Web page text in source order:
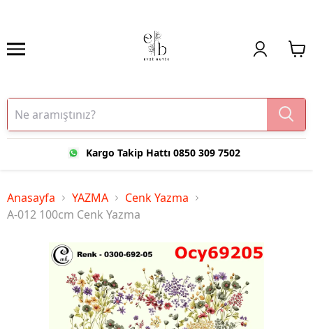
Kargo Takip Hattı 0850 309 7502
Anasayfa YAZMA
Cenk Yazma
A-012 100cm Cenk Yazma